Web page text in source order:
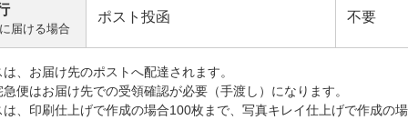
届ける場合
ポスト投函 不要
、お届け先のポストへ配達されます。
便はお届け先での受領確認が必要（手渡し）になります。
、印刷仕上げで作成の場合100枚まで、写真キレイ仕上げで作成の